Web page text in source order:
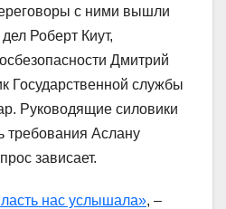
с ними вышли
Роберт Киут,
Дмитрий
Государственной службы
Руководящие силовики
требования Аслану
зависает.
нас услышала», –